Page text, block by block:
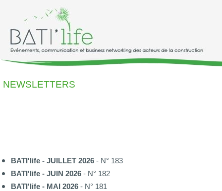
NEWSLETTERS
BATI'life - JUILLET 2026 - N° 183
BATI'life - JUIN 2026 - N° 182
BATI'life - MAI 2026 - N° 181